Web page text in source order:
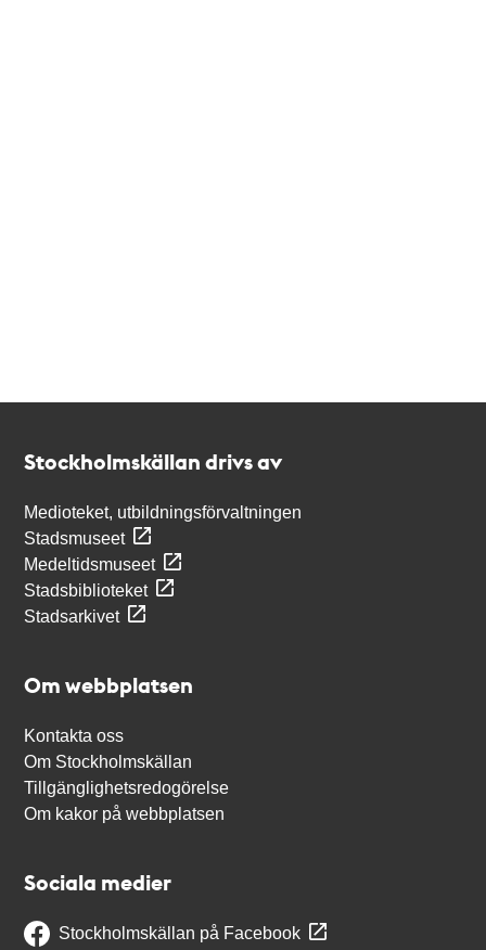
Stockholmskällan drivs av
Medioteket, utbildningsförvaltningen
Stadsmuseet
Medeltidsmuseet
Stadsbiblioteket
Stadsarkivet
Om webbplatsen
Kontakta oss
Om Stockholmskällan
Tillgänglighetsredogörelse
Om kakor på webbplatsen
Sociala medier
Stockholmskällan på Facebook